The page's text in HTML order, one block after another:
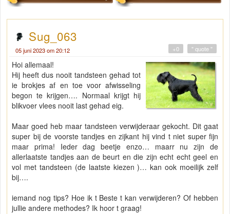
Sug_063
05 juni 2023 om 20:12 " quote "
+0
Hoi allemaal!
Hij heeft dus nooit tandsteen gehad tot
ie brokjes af en toe voor afwisseling
begon te krijgen…. Normaal krijgt hij
blikvoer vlees nooit last gehad eig.
Maar goed heb maar tandsteen verwijderaar gekocht. Dit gaat
super bij de voorste tandjes en zijkant hij vind t niet super fijn
maar prima! Ieder dag beetje enzo… maarr nu zijn de
allerlaatste tandjes aan de beurt en die zijn echt echt geel en
vol met tandsteen (de laatste kiezen )… kan ook moeilijk zelf
bij….
iemand nog tips? Hoe ik t Beste t kan verwijderen? Of hebben
jullie andere methodes? Ik hoor t graag!